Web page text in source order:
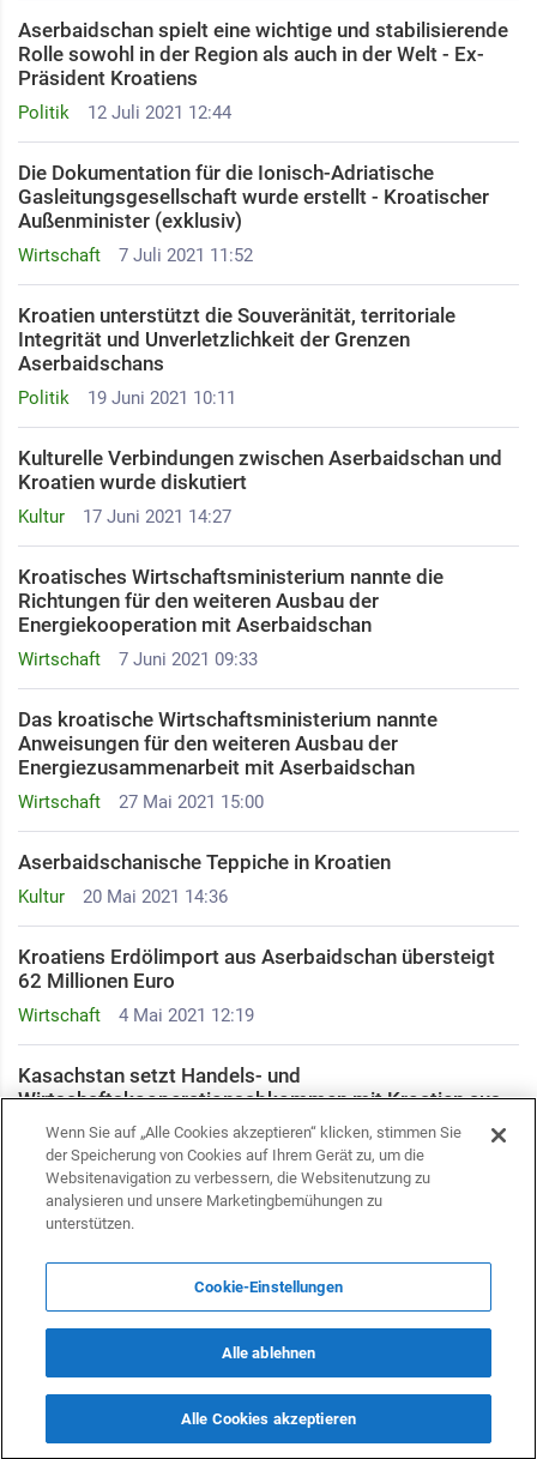
Politik 12 Juli 2021 12:44
Aserbaidschan spielt eine wichtige und stabilisierende
Rolle sowohl in der Region als auch in der Welt - Ex-
Präsident Kroatiens
Wirtschaft 7 Juli 2021 11:52
Die Dokumentation für die Ionisch-Adriatische
Gasleitungsgesellschaft wurde erstellt - Kroatischer
Außenminister (exklusiv)
Politik 19 Juni 2021 10:11
Kroatien unterstützt die Souveränität, territoriale
Integrität und Unverletzlichkeit der Grenzen
Aserbaidschans
Kultur 17 Juni 2021 14:27
Kulturelle Verbindungen zwischen Aserbaidschan und
Kroatien wurde diskutiert
Wirtschaft 7 Juni 2021 09:33
Kroatisches Wirtschaftsministerium nannte die
Richtungen für den weiteren Ausbau der
Energiekooperation mit Aserbaidschan
Wirtschaft 27 Mai 2021 15:00
Das kroatische Wirtschaftsministerium nannte
Anweisungen für den weiteren Ausbau der
Energiezusammenarbeit mit Aserbaidschan
Kultur 20 Mai 2021 14:36
Aserbaidschanische Teppiche in Kroatien
Wirtschaft 4 Mai 2021 12:19
Kroatiens Erdölimport aus Aserbaidschan übersteigt
62 Millionen Euro
Wirtschaft 24 April 2021 13:31
Kasachstan setzt Handels- und
Wirtschaftskooperationsabkommen mit Kroatien aus
Handel zwischen Kasachstan mit Kroatien ist im
Jahresvergleich rückläufig
Wenn Sie auf „Alle Cookies akzeptieren“ klicken, stimmen Sie
der Speicherung von Cookies auf Ihrem Gerät zu, um die
Websitenavigation zu verbessern, die Websitenutzung zu
analysieren und unsere Marketingbemühungen zu
unterstützen.
Cookie-Einstellungen
Alle ablehnen
Alle Cookies akzeptieren